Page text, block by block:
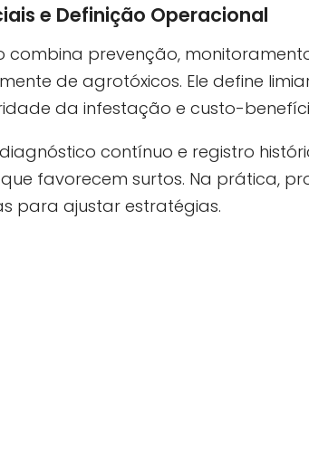
e Definição Operacional
combina prevenção,
de agrotóxicos. Ele define
da infestação e custo-
diagnóstico contínuo e registro
favorecem surtos. Na prática,
para ajustar estratégias.